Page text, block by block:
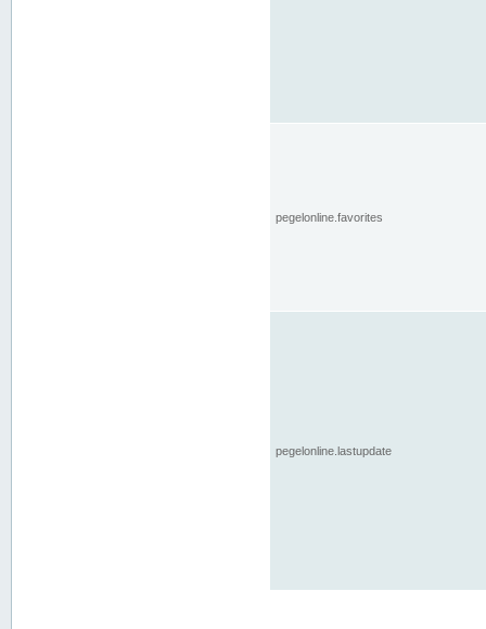
pegelonline.favorites
pegelonline.lastupdate